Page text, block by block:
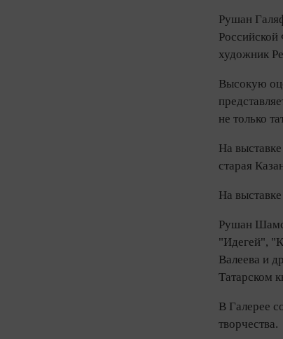
Рушан
Российской
художник
Высокую
не только
На
старая
На
Рушан
"Идегей",
Валеева и
Татарском
В Галерее
творчества.